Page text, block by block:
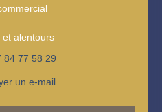
et alentours
84 77 58 29
un e-mail